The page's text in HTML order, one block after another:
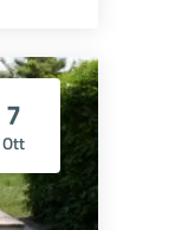
7
Ott